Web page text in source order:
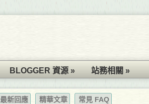
BLOGGER 資源 » 站務相關 »
最新回應 精華文章 常見 FAQ